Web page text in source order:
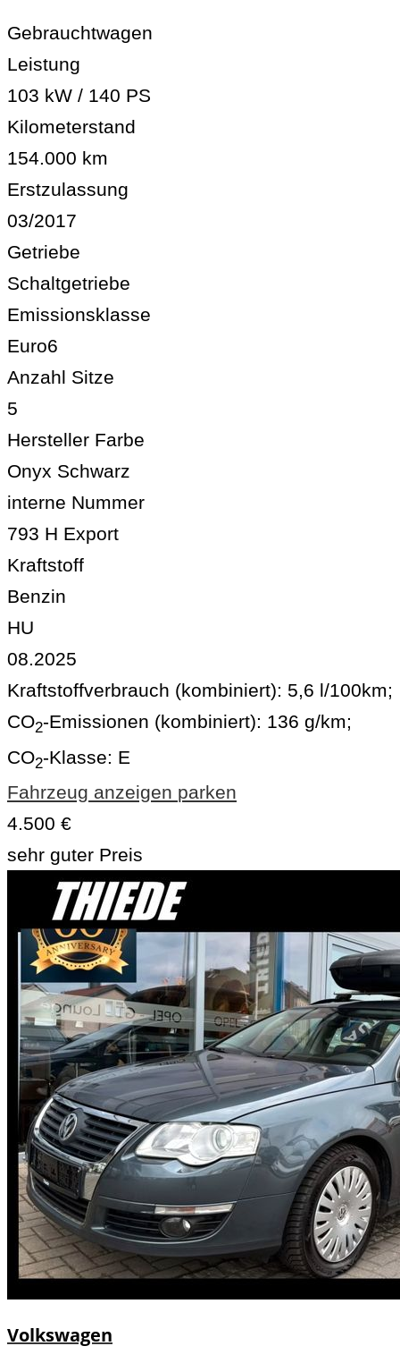
Gebrauchtwagen
Leistung
103 kW / 140 PS
Kilometerstand
154.000 km
Erstzulassung
03/2017
Getriebe
Schaltgetriebe
Emissionsklasse
Euro6
Anzahl Sitze
5
Hersteller Farbe
Onyx Schwarz
interne Nummer
793 H Export
Kraftstoff
Benzin
HU
08.2025
Kraftstoffverbrauch (kombiniert): 5,6 l/100km;
CO2-Emissionen (kombiniert): 136 g/km;
CO2-Klasse: E
Fahrzeug anzeigen parken
4.500 €
sehr guter Preis
Volkswagen